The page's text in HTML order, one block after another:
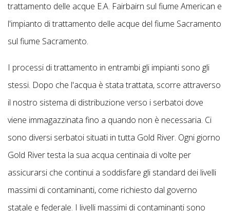
trattamento delle acque E.A. Fairbairn sul fiume American e
l'impianto di trattamento delle acque del fiume Sacramento
sul fiume Sacramento.
I processi di trattamento in entrambi gli impianti sono gli
stessi. Dopo che l'acqua è stata trattata, scorre attraverso
il nostro sistema di distribuzione verso i serbatoi dove
viene immagazzinata fino a quando non è necessaria. Ci
sono diversi serbatoi situati in tutta Gold River. Ogni giorno
Gold River testa la sua acqua centinaia di volte per
assicurarsi che continui a soddisfare gli standard dei livelli
massimi di contaminanti, come richiesto dal governo
statale e federale. I livelli massimi di contaminanti sono